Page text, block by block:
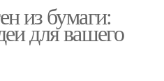
из бумаги:
для вашего